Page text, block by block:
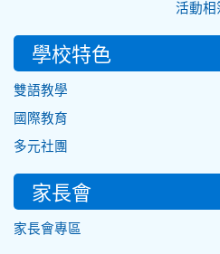
活動相
學校特色
雙語教學
國際教育
多元社團
家長會
家長會專區